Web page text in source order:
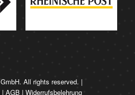
All rights reserved. |
| AGB | Widerrufsbelehrung